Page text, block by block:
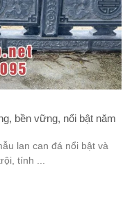
bền vững, nổi bật năm
lan can đá nổi bật và
tính ...